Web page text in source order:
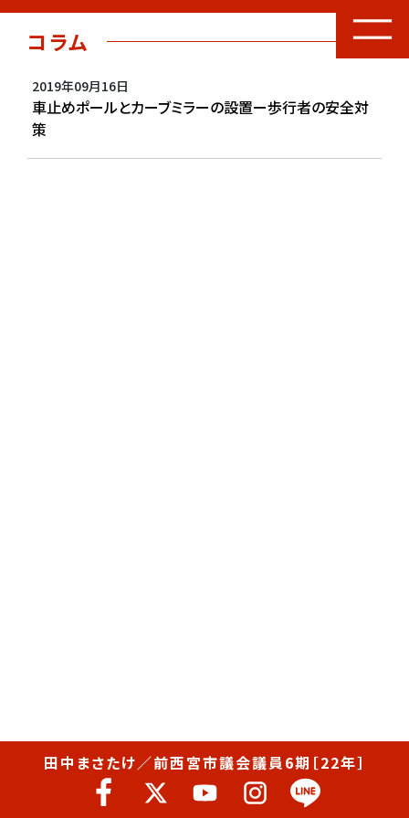
コラム
2019年09月16日
車止めポールとカーブミラーの設置ー歩行者の安全対
策
田中まさたけ／前西宮市議会議員6期［22年］